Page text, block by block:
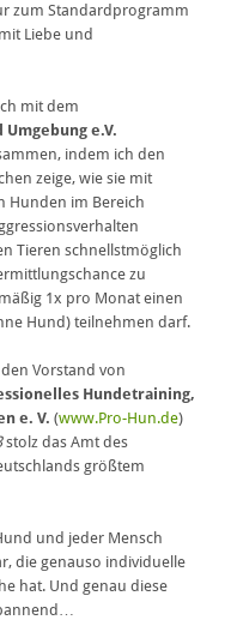
zum Standardprogramm
Liebe und
mit dem
e.V.
indem ich den
zeige, wie sie mit
Hunden im Bereich
Tieren schnellstmöglich
zu
1x pro Monat einen
Hund) teilnehmen darf.
Vorstand von
Hundetraining,
e. V. (www.Pro-Hun.de)
stolz das Amt des
größtem
und jeder Mensch
die genauso individuelle
hat. Und genau diese